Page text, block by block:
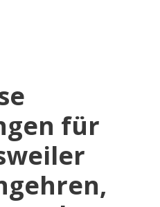
für